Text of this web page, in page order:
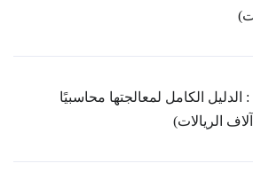
الكامل لمعالجتها محاسبيًا
الريالات)